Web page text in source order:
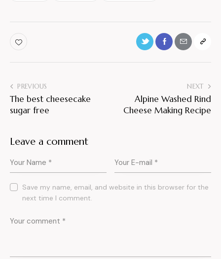
PREVIOUS
The best cheesecake
sugar free
NEXT
Alpine Washed Rind
Cheese Making Recipe
Leave a comment
Save my name, email, and website in this browser for the
next time I comment.